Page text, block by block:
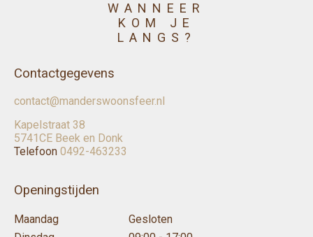
WANNEER
KOM JE
LANGS?
Contactgegevens
contact@manderswoonsfeer.nl
Kapelstraat 38
5741CE Beek en Donk
Telefoon 0492-463233
Openingstijden
Maandag
Gesloten